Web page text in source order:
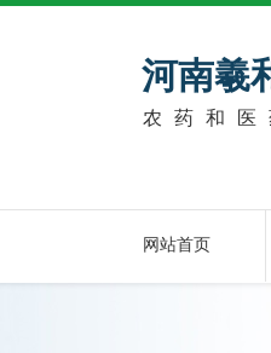
农药和
河南羲
网站首页